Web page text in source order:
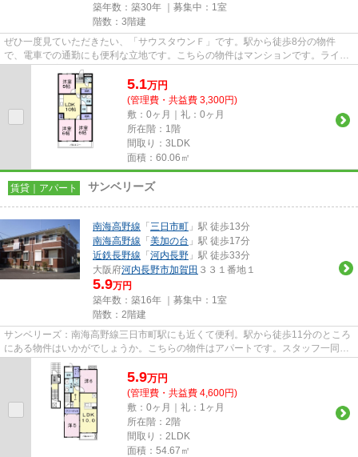
築年数：築30年 ｜募集中： 1室
階数：3階建
ぜひ一度見ていただきたい、「サウスタウンＦ」です。駅から徒歩8分の物件
で、電車での通勤にも便利な立地です。こちらの物件はマンションです。ライフ
スタイルに適した賃貸物件をお探...
5.1万円
(管理費・共益費 3,300円)
敷：0ヶ月｜礼：0ヶ月
所在階：1階
間取り：3LDK
面積：60.06㎡
賃貸｜アパート サンベリーズ
南海高野線 「 三日市町 」駅 徒歩13分
南海高野線 「 美加の台 」駅 徒歩17分
近鉄長野線 「 河内長野 」駅 徒歩33分
大阪府河内長野市加賀田 ３３１番地１
5.9万円
築年数：築16年 ｜募集中： 1室
階数：2階建
サンベリーズ：南海高野線三日市町駅にも近くて便利。駅から徒歩11分のところ
にある物件はいかがでしょうか。こちらの物件はアパートです。スタッフ一同、
気持ちを込めてお客様の物件...
5.9万円
(管理費・共益費 4,600円)
敷：0ヶ月｜礼：1ヶ月
所在階：2階
間取り：2LDK
面積：54.67㎡